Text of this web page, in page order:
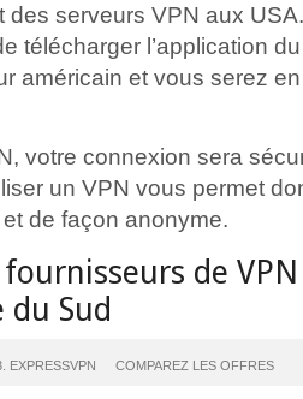
des serveurs VPN aux
télécharger l’application
américain et vous serez
votre connexion sera
un VPN vous permet
de façon anonyme.
de
Sud
EXPRESSVPN COMPAREZ LES OFFRES